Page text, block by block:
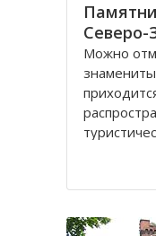
Можно